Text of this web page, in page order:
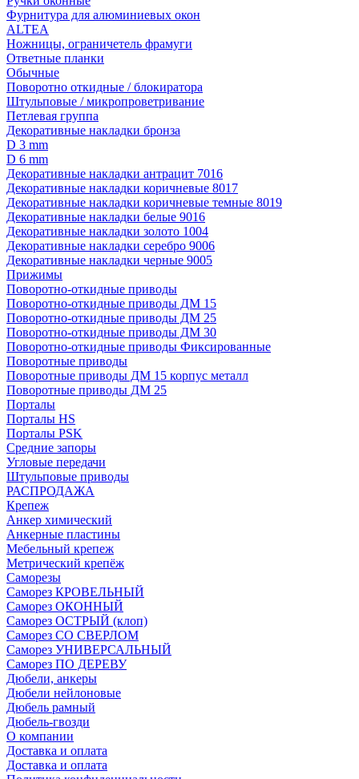
Фурнитура для алюминиевых окон
ALTEA
Ножницы, ограничетель фрамуги
Ответные планки
Обычные
Поворотно откидные / блокиратора
Штульповые / микропроветривание
Петлевая группа
Декоративные накладки бронза
D 3 mm
D 6 mm
Декоративные накладки антрацит 7016
Декоративные накладки коричневые 8017
Декоративные накладки коричневые темные 8019
Декоративные накладки белые 9016
Декоративные накладки золото 1004
Декоративные накладки серебро 9006
Декоративные накладки черные 9005
Прижимы
Поворотно-откидные приводы
Поворотно-откидные приводы ДМ 15
Поворотно-откидные приводы ДМ 25
Поворотно-откидные приводы ДМ 30
Поворотно-откидные приводы Фиксированные
Поворотные приводы
Поворотные приводы ДМ 15 корпус металл
Поворотные приводы ДМ 25
Порталы
Порталы HS
Порталы PSK
Средние запоры
Угловые передачи
Штульповые приводы
РАСПРОДАЖА
Крепеж
Анкер химический
Анкерные пластины
Мебельный крепеж
Метрический крепёж
Саморезы
Саморез КРОВЕЛЬНЫЙ
Саморез ОКОННЫЙ
Саморез ОСТРЫЙ (клоп)
Саморез СО СВЕРЛОМ
Саморез УНИВЕРСАЛЬНЫЙ
Саморез ПО ДЕРЕВУ
Дюбели, анкеры
Дюбели нейлоновые
Дюбель рамный
Дюбель-гвозди
О компании
Доставка и оплата
Доставка и оплата